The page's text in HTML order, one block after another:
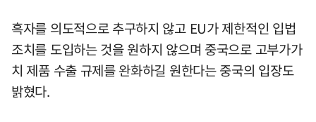
흑자를 의도적으로 추구하지 않고 EU가 제한적인 입법
조치를 도입하는 것을 원하지 않으며 중국으로 고부가가
치 제품 수출 규제를 완화하길 원한다는 중국의 입장도
밝혔다.